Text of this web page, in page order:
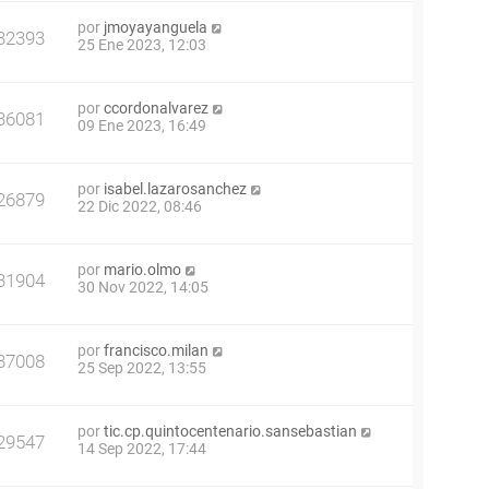
por jmoyayanguela
25 Ene 2023, 12:03
porccordonalvarez
09 Ene 2023, 16:49
por isabel.lazarosanchez
22 Dic 2022, 08:46
por mario.olmo
30 Nov 2022, 14:05
porfrancisco.milan
25 Sep 2022, 13:55
portic.cp.quintocentenario.sansebastian
14 Sep 2022, 17:44